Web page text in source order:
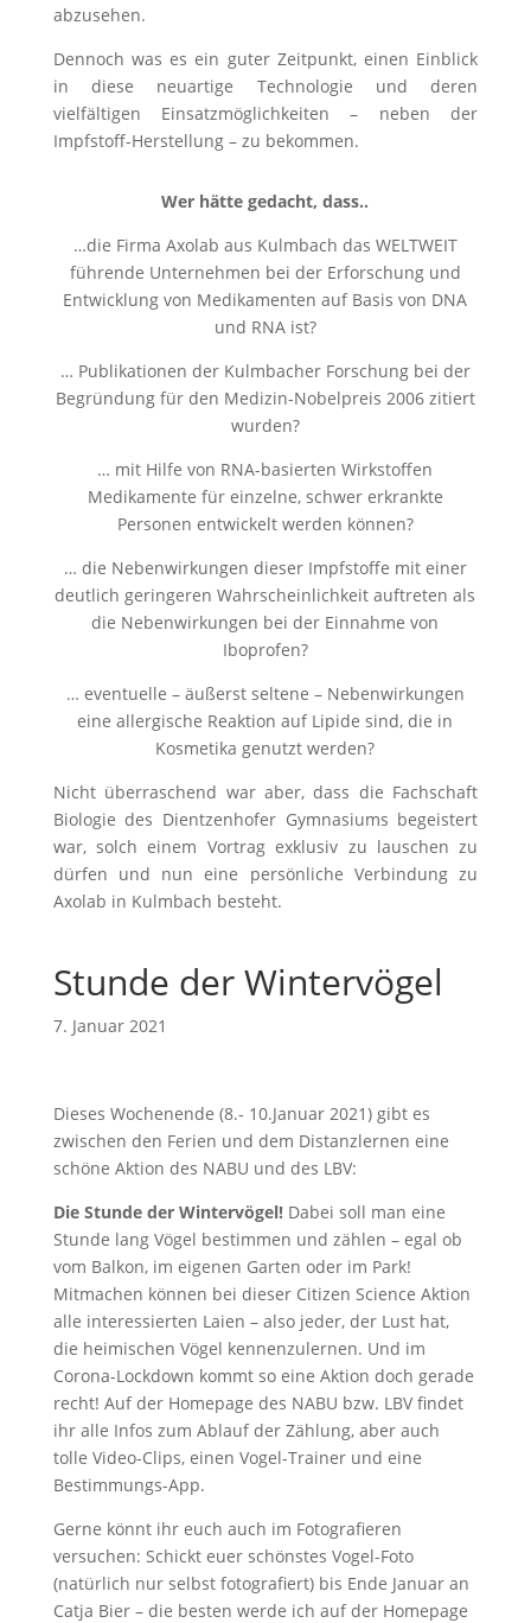
abzusehen.
Dennoch was es ein guter Zeitpunkt, einen Einblick
in diese neuartige Technologie und deren
vielfältigen Einsatzmöglichkeiten – neben der
Impfstoff-Herstellung – zu bekommen.
Wer hätte gedacht, dass..
…die Firma Axolab aus Kulmbach das WELTWEIT
führende Unternehmen bei der Erforschung und
Entwicklung von Medikamenten auf Basis von DNA
und RNA ist?
… Publikationen der Kulmbacher Forschung bei der
Begründung für den Medizin-Nobelpreis 2006 zitiert
wurden?
… mit Hilfe von RNA-basierten Wirkstoffen
Medikamente für einzelne, schwer erkrankte
Personen entwickelt werden können?
… die Nebenwirkungen dieser Impfstoffe mit einer
deutlich geringeren Wahrscheinlichkeit auftreten als
die Nebenwirkungen bei der Einnahme von
Iboprofen?
… eventuelle – äußerst seltene – Nebenwirkungen
eine allergische Reaktion auf Lipide sind, die in
Kosmetika genutzt werden?
Nicht überraschend war aber, dass die Fachschaft
Biologie des Dientzenhofer Gymnasiums begeistert
war, solch einem Vortrag exklusiv zu lauschen zu
dürfen und nun eine persönliche Verbindung zu
Axolab in Kulmbach besteht.
Stunde der Wintervögel
7. Januar 2021
Dieses Wochenende (8.- 10.Januar 2021) gibt es
zwischen den Ferien und dem Distanzlernen eine
schöne Aktion des NABU und des LBV:
Die Stunde der Wintervögel!Dabei soll man eine
Stunde lang Vögel bestimmen und zählen – egal ob
vom Balkon, im eigenen Garten oder im Park!
Mitmachen können bei dieser Citizen Science Aktion
alle interessierten Laien – also jeder, der Lust hat,
die heimischen Vögel kennenzulernen. Und im
Corona-Lockdown kommt so eine Aktion doch gerade
recht! Auf der Homepage des NABU bzw. LBV findet
ihr alle Infos zum Ablauf der Zählung, aber auch
tolle Video-Clips, einen Vogel-Trainer und eine
Bestimmungs-App.
Gerne könnt ihr euch auch im Fotografieren
versuchen: Schickt euer schönstes Vogel-Foto
(natürlich nur selbst fotografiert) bis Ende Januar an
Catja Bier – die besten werde ich auf der Homepage